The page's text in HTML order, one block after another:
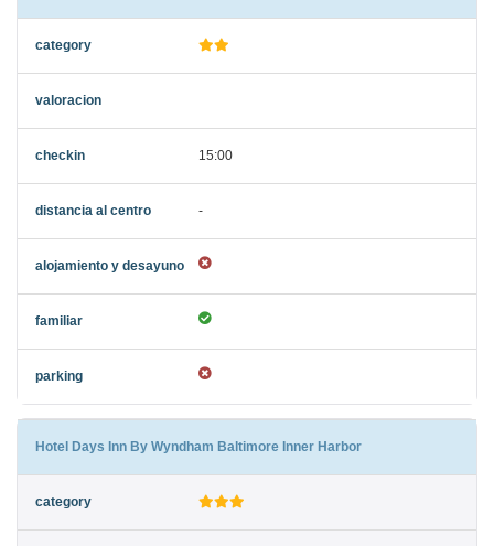
15:00
-
Hotel Days Inn By Wyndham Baltimore Inner Harbor